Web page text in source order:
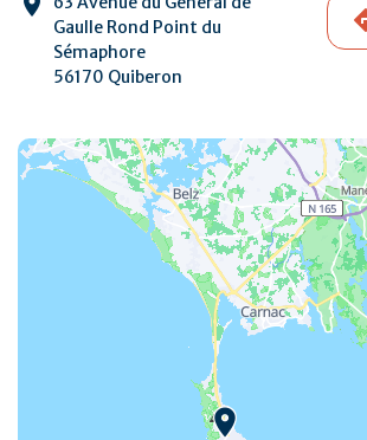
Gaulle Rond Point du
Sémaphore
56170 Quiberon